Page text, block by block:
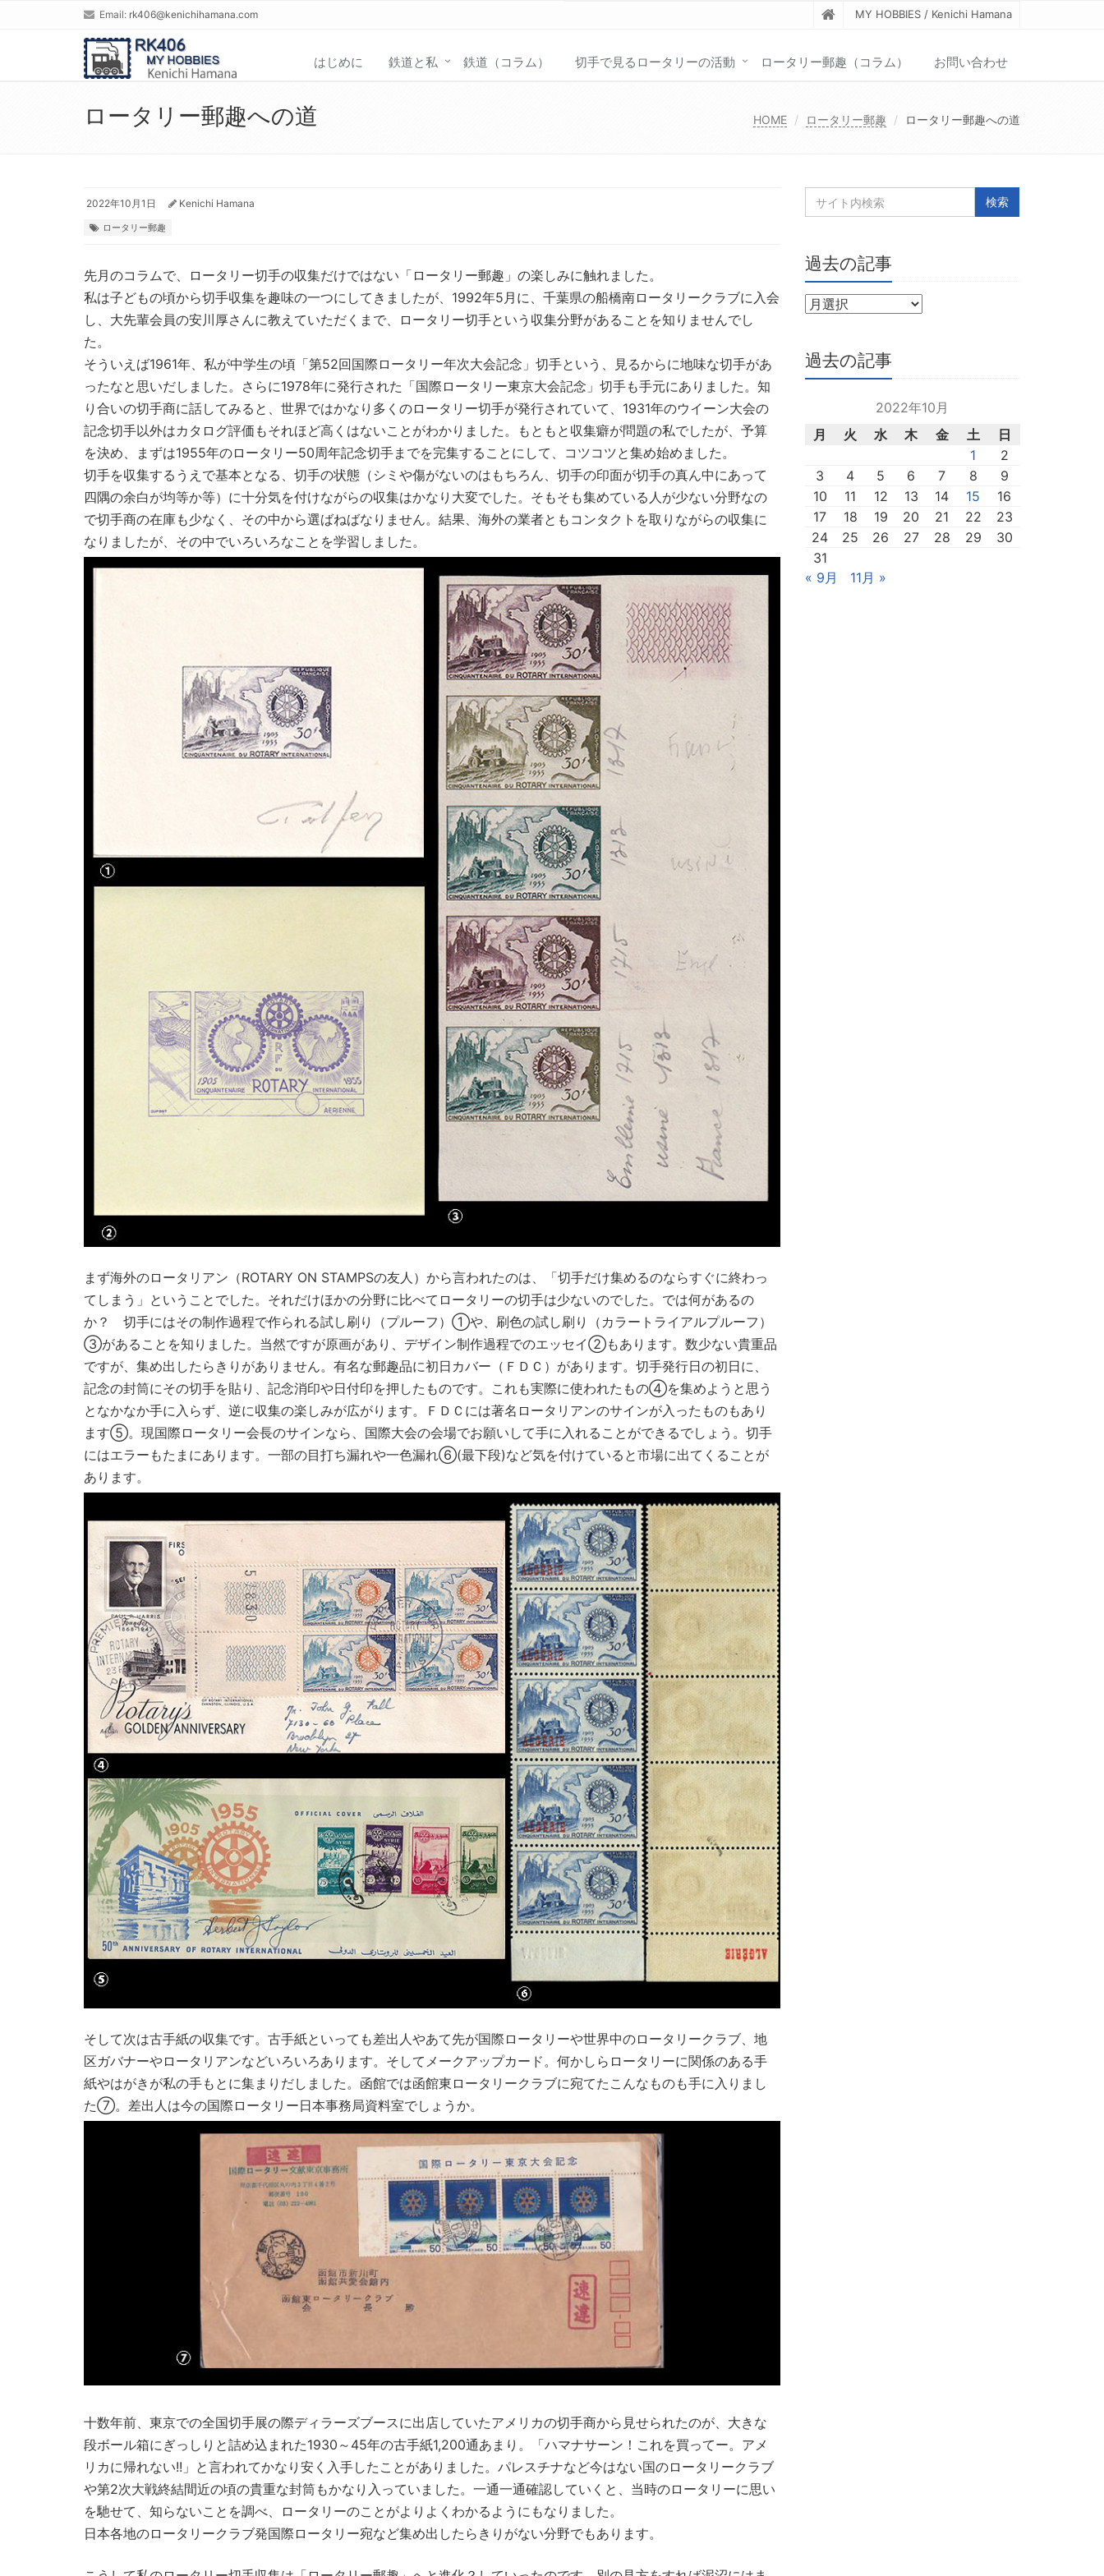
Email: rk406@kenichihamana.com MY HOBBIES / Kenichi Hamana
はじめに 鉄道と私 鉄道（コラム） 切手で見るロータリーの活動 ロータリー郵趣（コラム） お問い合わせ
ロータリー郵趣への道 HOME ロータリー郵趣 ロータリー郵趣への道
2022年10月1日 Kenichi Hamana
ロータリー郵趣
先月のコラムで、ロータリー切手の収集だけではない「ロータリー郵趣」の楽しみに触れました。
私は子どもの頃から切手収集を趣味の一つにしてきましたが、1992年5月に、千葉県の船橋南ロータリークラブに入会
し、大先輩会員の安川厚さんに教えていただくまで、ロータリー切手という収集分野があることを知りませんでし
た。
そういえば1961年、私が中学生の頃「第52回国際ロータリー年次大会記念」切手という、見るからに地味な切手があ
ったなと思いだしました。さらに1978年に発行された「国際ロータリー東京大会記念」切手も手元にありました。知
り合いの切手商に話してみると、世界ではかなり多くのロータリー切手が発行されていて、1931年のウイーン大会の
記念切手以外はカタログ評価もそれほど高くはないことがわかりました。もともと収集癖が問題の私でしたが、予算
を決め、まずは1955年のロータリー50周年記念切手までを完集することにして、コツコツと集め始めました。
切手を収集するうえで基本となる、切手の状態（シミや傷がないのはもちろん、切手の印面が切手の真ん中にあって
四隅の余白が均等か等）に十分気を付けながらの収集はかなり大変でした。そもそも集めている人が少ない分野なの
で切手商の在庫も少なく、その中から選ばねばなりません。結果、海外の業者ともコンタクトを取りながらの収集に
なりましたが、その中でいろいろなことを学習しました。
まず海外のロータリアン（ROTARY ON STAMPSの友人）から言われたのは、「切手だけ集めるのならすぐに終わっ
てしまう」ということでした。それだけほかの分野に比べてロータリーの切手は少ないのでした。では何があるの
か？ 切手にはその制作過程で作られる試し刷り（プルーフ）①や、刷色の試し刷り（カラートライアルプルーフ）
③があることを知りました。当然ですが原画があり、デザイン制作過程でのエッセイ②もあります。数少ない貴重品
ですが、集め出したらきりがありません。有名な郵趣品に初日カバー（ＦＤＣ）があります。切手発行日の初日に、
記念の封筒にその切手を貼り、記念消印や日付印を押したものです。これも実際に使われたもの④を集めようと思う
となかなか手に入らず、逆に収集の楽しみが広がります。ＦＤＣには著名ロータリアンのサインが入ったものもあり
ます⑤。現国際ロータリー会長のサインなら、国際大会の会場でお願いして手に入れることができるでしょう。切手
にはエラーもたまにあります。一部の目打ち漏れや一色漏れ⑥(最下段)など気を付けていると市場に出てくることが
あります。
そして次は古手紙の収集です。古手紙といっても差出人やあて先が国際ロータリーや世界中のロータリークラブ、地
区ガバナーやロータリアンなどいろいろあります。そしてメークアップカード。何かしらロータリーに関係のある手
紙やはがきが私の手もとに集まりだしました。函館では函館東ロータリークラブに宛てたこんなものも手に入りまし
た⑦。差出人は今の国際ロータリー日本事務局資料室でしょうか。
十数年前、東京での全国切手展の際ディラーズブースに出店していたアメリカの切手商から見せられたのが、大きな
段ボール箱にぎっしりと詰め込まれた1930～45年の古手紙1,200通あまり。「ハマナサーン！これを買ってー。アメ
リカに帰れない!!」と言われてかなり安く入手したことがありました。パレスチナなど今はない国のロータリークラブ
や第2次大戦終結間近の頃の貴重な封筒もかなり入っていました。一通一通確認していくと、当時のロータリーに思い
を馳せて、知らないことを調べ、ロータリーのことがよりよくわかるようにもなりました。
日本各地のロータリークラブ発国際ロータリー宛など集め出したらきりがない分野でもあります。
過去の記事
過去の記事
2022年10月
月
火 水 木 金 土
日
1
2
3
4 5 6 7 8
9
10
11 12 13 14 15
16
17
18 19 20 21 22
23
24
25 26 27 28 29
30
31
« 9月
11月 »